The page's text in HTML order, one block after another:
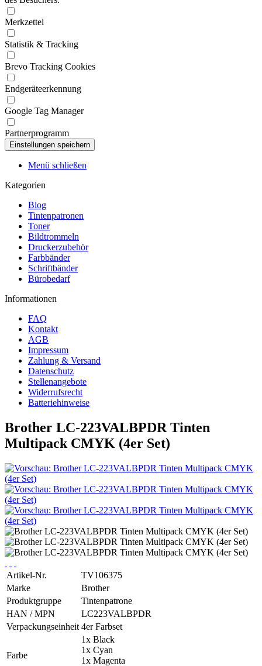
Merkzettel
Statistik & Tracking
Brevo Tracking Cookies
Endgeräteerkennung
Google Tag Manager
Partnerprogramm
Menü schließen
Kategorien
Blog
Tintenpatronen
Toner
Bildtrommeln
Druckerzubehör
Farbbänder
Schriftbänder
Bürobedarf
Informationen
FAQ
Kontakt
AGB
Impressum
Zahlung & Versand
Datenschutz
Stellenangebote
Widerrufsrecht
Batteriehinweise
Brother LC-223VALBPDR Tinten
Multipack CMYK (4er Set)
Artikel-Nr.
TV106375
Marke
Brother
Produktgruppe
Tintenpatrone
HAN / MPN
LC223VALBPDR
Verpackungseinheit 4er Farbset
Farbe
1x Black
1x Cyan
1x Magenta